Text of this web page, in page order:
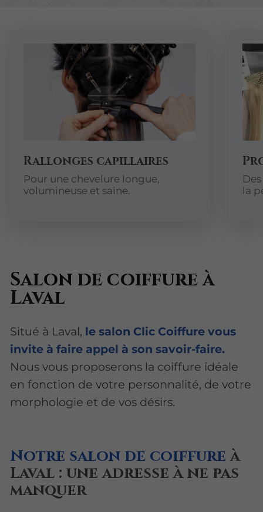
Rallonges capillaires
Pour une chevelure longue,
volumineuse et saine.
la
Salon de coiffure à
Laval
Situé à Laval, le salon Clic Coiffure vous
invite à faire appel à son savoir-faire.
Nous vous proposerons la coiffure idéale
en fonction de votre personnalité, de votre
morphologie et de vos désirs.
Notre salon de coiffureà
Laval : une adresse à ne pas
manquer